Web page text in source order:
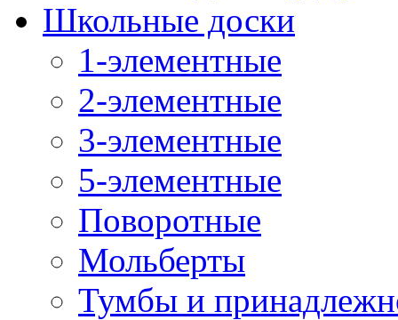
Школьные доски
1-элементные
2-элементные
3-элементные
5-элементные
Поворотные
Мольберты
Тумбы и